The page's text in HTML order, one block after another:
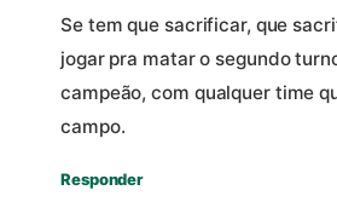
Se tem que sacrificar, que
jogar pra matar o segundo
campeão, com qualquer time
campo.
Responder